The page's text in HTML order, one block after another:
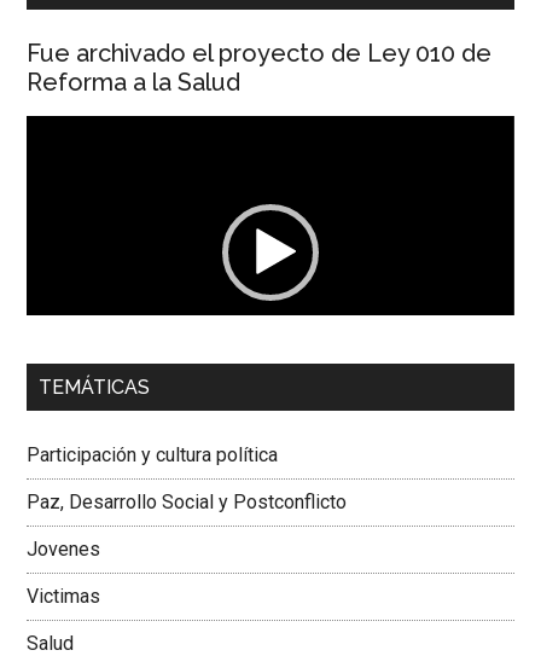
Fue archivado el proyecto de Ley 010 de
Reforma a la Salud
00:00 01:04
Dra. Carolina Corcho Mejía,Presidenta Corporación
Colombiana
TEMÁTICAS
Participación y cultura política
Paz, Desarrollo Social y Postconflicto
Jovenes
Victimas
Salud